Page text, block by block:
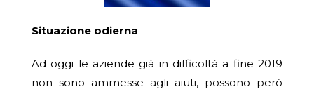
Situazione odierna
Ad oggi le aziende già in difficoltà a fine 2019
non sono ammesse agli aiuti, possono però